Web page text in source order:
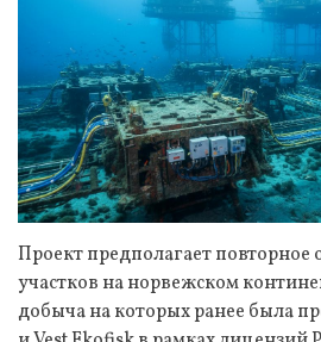
Проект предполагает повторное
участков на норвежском
добыча на которых ранее была